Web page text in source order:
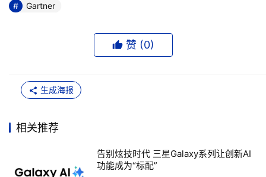
Gartner
赞 (0)
生成海报
相关推荐
告别炫技时代 三星Galaxy系列让创新AI
功能成为“标配”